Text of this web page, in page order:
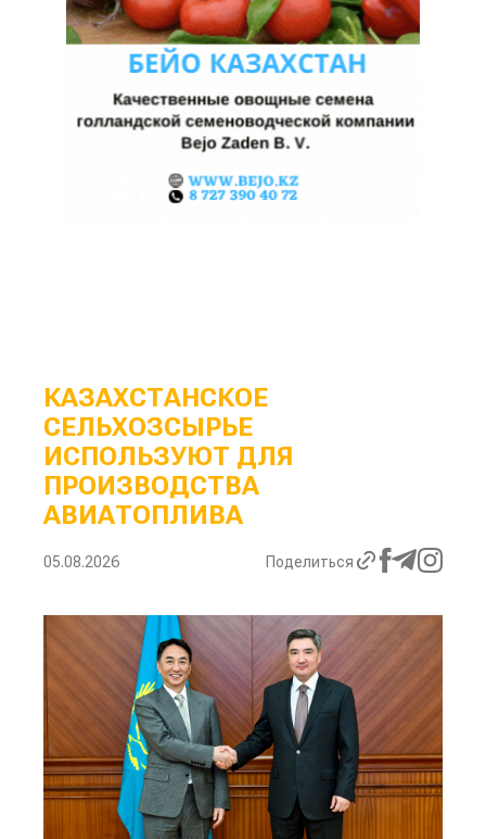
КАЗАХСТАНСКОЕ
СЕЛЬХОЗСЫРЬЕ
ИСПОЛЬЗУЮТ ДЛЯ
ПРОИЗВОДСТВА
АВИАТОПЛИВА
05.08.2026 Поделиться